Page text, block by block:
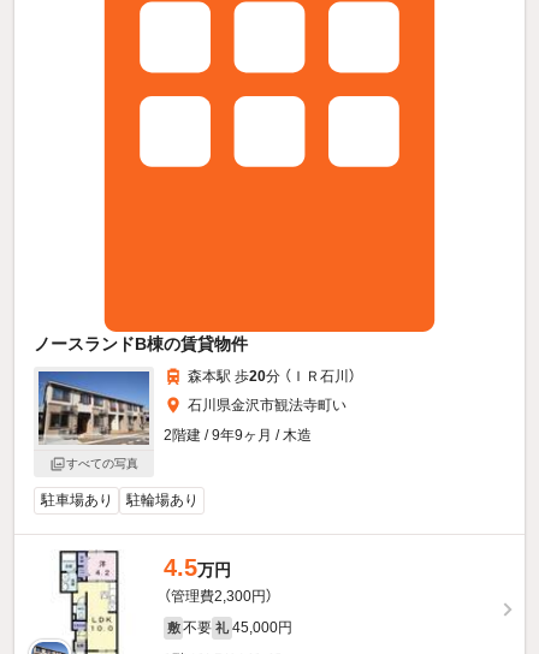
ノースランドB棟の賃貸物件
すべての写真
森本駅 歩20分 （ＩＲ石川）
石川県金沢市観法寺町い
2階建 / 9年9ヶ月 / 木造
駐車場あり 駐輪場あり
4.5万円
（管理費2,300円）
敷 不要 礼 45,000円